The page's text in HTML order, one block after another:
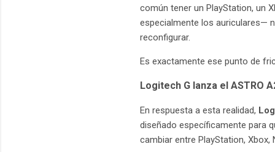
común tener un PlayStation, un
especialmente los auriculares—
reconfigurar.
Es exactamente ese punto de
Logitech G lanza el ASTRO
En respuesta a esta realidad,
diseñado específicamente para
cambiar entre PlayStation,